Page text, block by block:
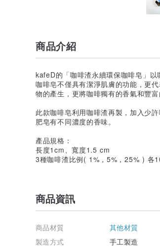
商品介紹
kafeD的「咖啡渣永續環保咖啡皂」
咖啡皂不僅具有潔淨肌膚的功能，更
物的產生，更將咖啡獨有的香氣和豐
此款咖啡皂利用咖啡渣再製，加入少
肥皂有不同濃度的香味。
產品規格：
長度1cm、寬度1.5 cm
3種咖啡渣比例( 1%，5%，25% ) 各
商品資訊
商品材質
其他材質
製造方式
手工製造